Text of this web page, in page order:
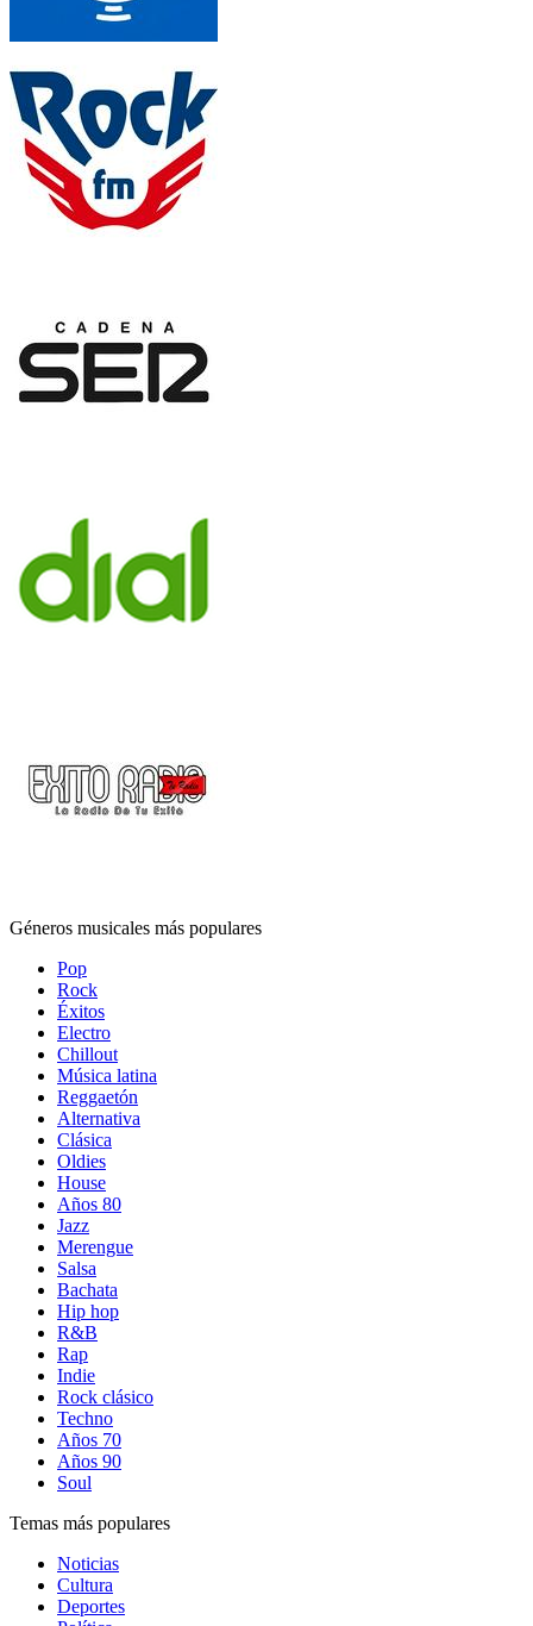
Géneros musicales más populares
Pop
Rock
Éxitos
Electro
Chillout
Música latina
Reggaetón
Alternativa
Clásica
Oldies
House
Años 80
Jazz
Merengue
Salsa
Bachata
Hip hop
R&B
Rap
Indie
Rock clásico
Techno
Años 70
Años 90
Soul
Temas más populares
Noticias
Cultura
Deportes